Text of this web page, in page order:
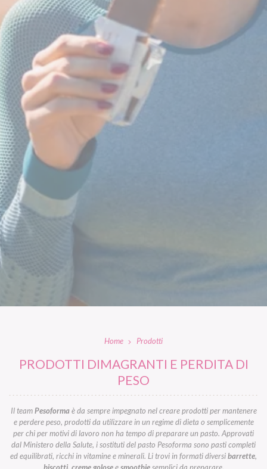
Home Prodotti
PRODOTTI DIMAGRANTI E PERDITA DI
PESO
Il teamPesoformaè da sempre impegnato nel creare prodotti per mantenere
e perdere peso, prodotti da utilizzare in un regime di dieta o semplicemente
per chi per motivi di lavoro non ha tempo di preparare un pasto. Approvati
dal Ministero della Salute, i sostituti del pasto Pesoforma sono pasti completi
ed equilibrati, ricchi in vitamine e minerali. Li trovi in formati diversibarrette,